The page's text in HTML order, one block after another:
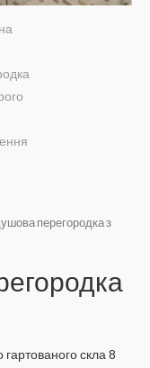
перегородка з
скла 8